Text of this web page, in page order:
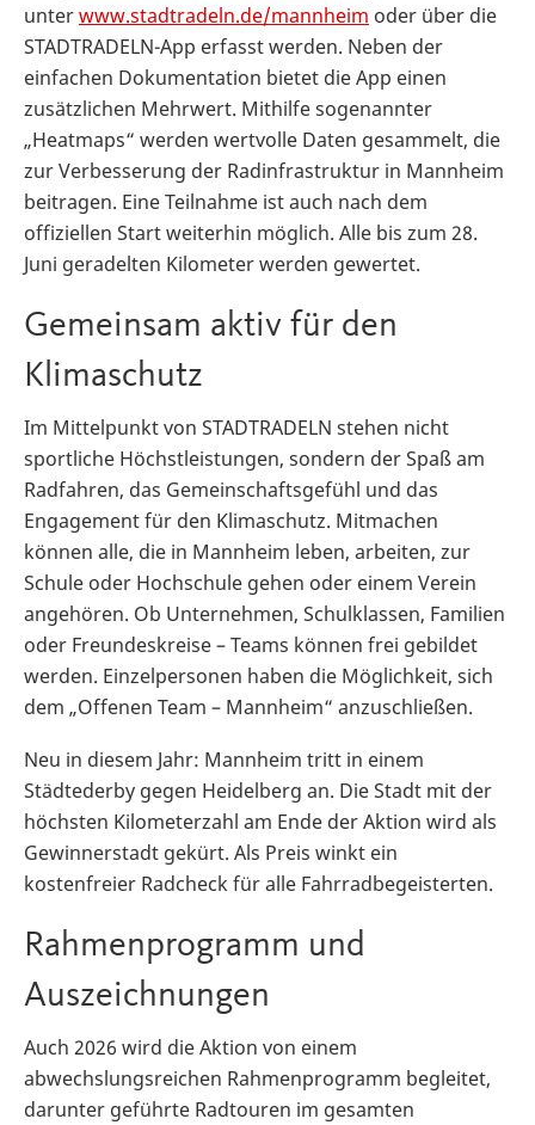
unterwww.stadtradeln.de/mannheim oder über die
STADTRADELN-App erfasst werden. Neben der
einfachen Dokumentation bietet die App einen
zusätzlichen Mehrwert. Mithilfe sogenannter
„Heatmaps“ werden wertvolle Daten gesammelt, die
zur Verbesserung der Radinfrastruktur in Mannheim
beitragen. Eine Teilnahme ist auch nach dem
offiziellen Start weiterhin möglich. Alle bis zum 28.
Juni geradelten Kilometer werden gewertet.
Gemeinsam aktiv für den
Klimaschutz
Im Mittelpunkt von STADTRADELN stehen nicht
sportliche Höchstleistungen, sondern der Spaß am
Radfahren, das Gemeinschaftsgefühl und das
Engagement für den Klimaschutz. Mitmachen
können alle, die in Mannheim leben, arbeiten, zur
Schule oder Hochschule gehen oder einem Verein
angehören. Ob Unternehmen, Schulklassen, Familien
oder Freundeskreise – Teams können frei gebildet
werden. Einzelpersonen haben die Möglichkeit, sich
dem „Offenen Team – Mannheim“ anzuschließen.
Neu in diesem Jahr: Mannheim tritt in einem
Städtederby gegen Heidelberg an. Die Stadt mit der
höchsten Kilometerzahl am Ende der Aktion wird als
Gewinnerstadt gekürt. Als Preis winkt ein
kostenfreier Radcheck für alle Fahrradbegeisterten.
Rahmenprogramm und
Auszeichnungen
Auch 2026 wird die Aktion von einem
abwechslungsreichen Rahmenprogramm begleitet,
darunter geführte Radtouren im gesamten